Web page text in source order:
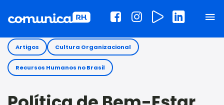
Artigos Cultura Organizacional
Recursos Humanos no Brasil